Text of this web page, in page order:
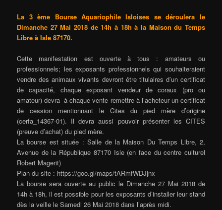
La 3 ème Bourse Aquariophile Isloises se déroulera le
Dimanche 27 Mai 2018 de 14h à 18h à la Maison du Temps
Libre à Isle 87170.
Cette manifestation est ouverte à tous : amateurs ou
professionnels; les exposants professionnels qui souhaiteraient
vendre des animaux vivants devront être titulaires d’un certificat
de capacité, chaque exposant vendeur de coraux (pro ou
amateur) devra à chaque vente remettre à l’acheteur un certificat
de cession mentionnant le Cites du pied mère d’origine
(cerfa_14367-01). Il devra aussi pouvoir présenter les CITES
(preuve d’achat) du pied mère.
La bourse est située : Salle de la Maison Du Temps Libre, 2,
Avenue de la République 87170 Isle (en face du centre culturel
Robert Magerit)
Plan du site : https://goo.gl/maps/tARmfWDJjnx
La bourse sera ouverte au public le Dimanche 27 Mai 2018 de
14h à 18h, il est possible pour les exposants d’installer leur stand
dès la veille le Samedi 26 Mai 2018 dans l’après midi.